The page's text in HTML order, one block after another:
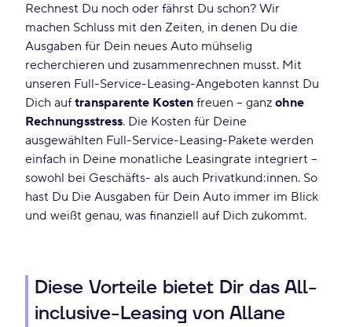
Rechnest Du noch oder fährst Du schon? Wir
machen Schluss mit den Zeiten, in denen Du die
Ausgaben für Dein neues Auto mühselig
recherchieren und zusammenrechnen musst. Mit
unseren Full-Service-Leasing-Angeboten kannst Du
Dich auftransparente Kosten freuen – ganz ohne
Rechnungsstress. Die Kosten für Deine
ausgewählten Full-Service-Leasing-Pakete werden
einfach in Deine monatliche Leasingrate integriert –
sowohl bei Geschäfts- als auch Privatkund:innen. So
hast Du Die Ausgaben für Dein Auto immer im Blick
und weißt genau, was finanziell auf Dich zukommt.
Diese Vorteile bietet Dir das All-
inclusive-Leasing von Allane